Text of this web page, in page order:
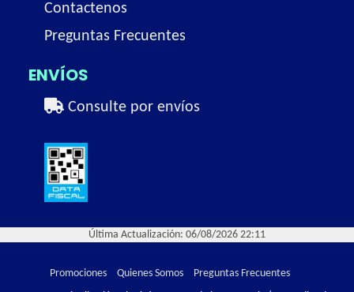
Contactenos
Preguntas Frecuentes
ENVÍOS
Consulte por envíos
Última Actualización: 06/08/2026 22:11
Promociones Quienes Somos
Preguntas Frecuentes